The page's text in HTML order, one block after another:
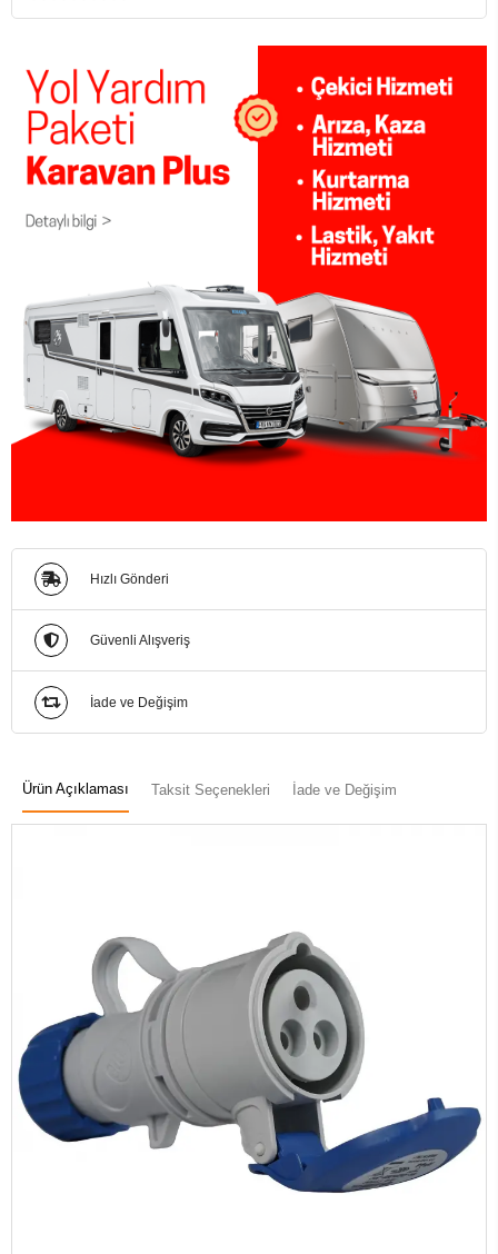
Hızlı Gönderi
Güvenli Alışveriş
İade ve Değişim
Ürün Açıklaması Taksit Seçenekleri İade ve Değişim